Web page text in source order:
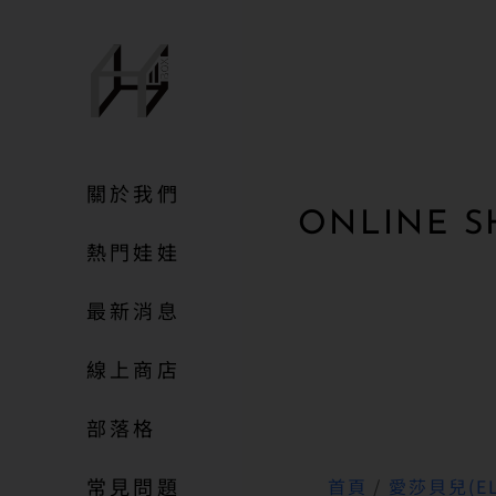
關於我們
熱門娃娃
最新消息
線上商店
部落格
常見問題
ONLINE
首頁 / 愛莎貝兒